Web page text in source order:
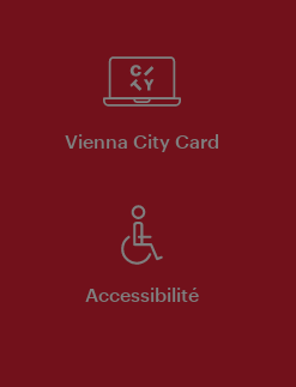
Vienna City Card
Accessibilité